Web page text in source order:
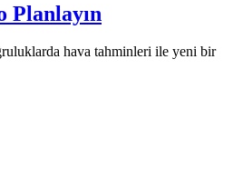
Planlayın
hava tahminleri ile yeni bir